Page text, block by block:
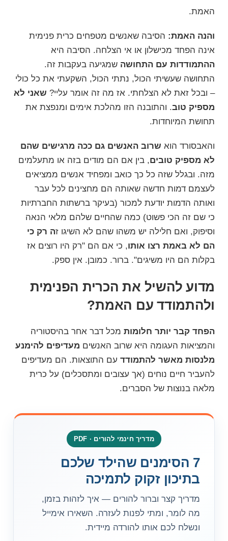
האמת.
והנה האמת: הסיבה שאנשים מטפחים כרית פנימית
אינה הפחד מכישלון או אי הצלחה. הסיבה היא
ההתמודדות עם התחושה שמגיעה בעקבות זה.
התחושה שעשיתי הכול, נתתי הכול, השקעתי את כל כולי
– ובכל זאת לא הצלחתי. אז מה זה אומר עליי? שאני לא
מספיק טוב. והתובנה הזו מהלכת אימים ומנפצת את
תחושת המיוחדות.
והאבסורד הוא שרוב האנשים גם ככה מרגישים שהם
לא מספיק טובים, בין אם הם מודים בזה או מתעלמים
מזה. ובגלל שזה כל כך כואב ומפחיד אנשים ממציאים
לעצמם דמות חדשה שאותה הם מחצינים לכל עבר
ואותה הדמות יודעת למכור (בעיקר ברשתות החברתיות
כי שם זה הכי פשוט) כמה שהחיים שלהם מלאי הנאה
וסיפוק, ואם חלילה יש משהו שהם לא השיגו זה רק כי
הם לא באמת רצו אותו, כי אם הם "רק היו רוצים אז
בקלות הם היו משיגים". ברור. כמובן. אין ספק.
מדוע להשיל את הכרית הפנימית
ולהתמודד עם האמת?
הפחד קבר יותר חלומות מכל דבר אחר בהיסטוריה
והמציאות העגומה היא שרוב האנשים מעדיפים להימנע
מלנסות מאשר להתמודד עם התוצאות. הם מעדיפים
להעביר חיים נוחים (אך עצובים ומתסכלים) על כרית
מלאה בנוצות של הסברים.
מדריך חינמי להורים · PDF
7 הסימנים שהילד שלכם
בתיכון זקוק לתמיכה
מדריך קצר וברור להורים — איך לזהות בזמן,
מה לומר, ומתי לפנות לעזרה. השאירו אימייל
ונשלח לכם אותו להורדה מיידית.